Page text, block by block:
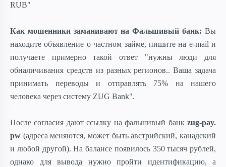
RUB"
Как мошенники заманивают наФальшивый банк:Вы
находите объявление о частном займе, пишите на e-mail и
получаете примерно такой ответ "нужны люди для
обналичивания средств из разных регионов.. Ваша задача
принимать переводы и отправлять 75% на нашего
человека через систему ZUG Bank".
После согласия дают ссылку на фальшивый банк zug-pay.
pw (адреса меняются, может быть австрийский, канадский
и любой другой). На балансе появилось 350 тысяч рублей,
однако для вывода нужно пройти идентификацию, а